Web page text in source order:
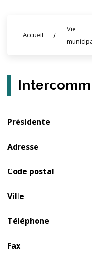
Accueil
Vie
Présidente
Adresse
Code postal
Ville
Téléphone
Fax